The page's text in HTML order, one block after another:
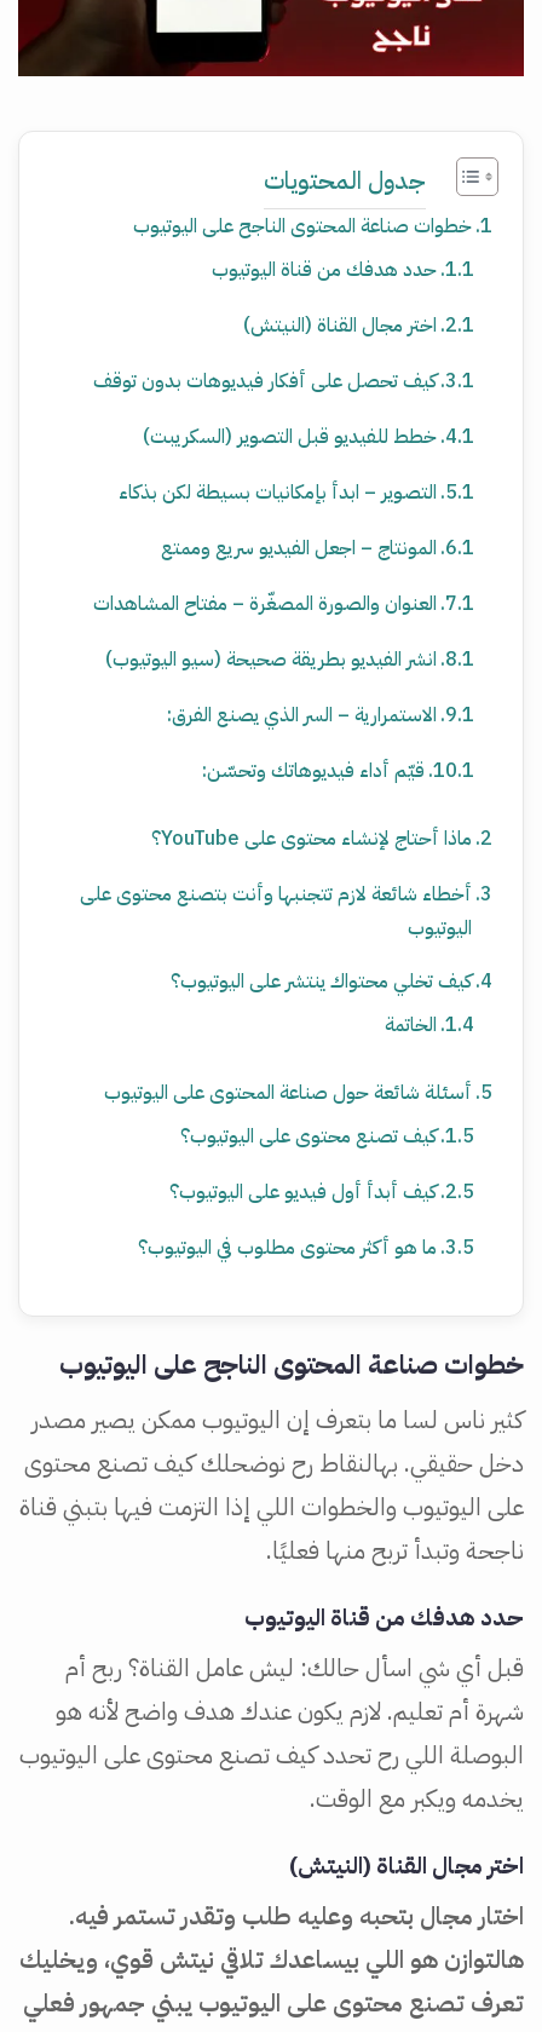
جدول المحتويات
خطوات صناعة المحتوى الناجح على اليوتيوب
حدد هدفك من قناة اليوتيوب
اختر مجال القناة (النيتش)
كيف تحصل على أفكار فيديوهات بدون توقف
خطط للفيديو قبل التصوير (السكريبت)
التصوير – ابدأ بإمكانيات بسيطة لكن بذكاء
المونتاج – اجعل الفيديو سريع وممتع
العنوان والصورة المصغّرة – مفتاح المشاهدات
انشر الفيديو بطريقة صحيحة (سيو اليوتيوب)
الاستمرارية – السر الذي يصنع الفرق:
قيّم أداء فيديوهاتك وتحسّن:
ماذا أحتاج لإنشاء محتوى على YouTube؟
أخطاء شائعة لازم تتجنبها وأنت بتصنع محتوى على
اليوتيوب
كيف تخلي محتواك ينتشر على اليوتيوب؟
الخاتمة
أسئلة شائعة حول صناعة المحتوى على اليوتيوب
كيف تصنع محتوى على اليوتيوب؟
كيف أبدأ أول فيديو على اليوتيوب؟
ما هو أكثر محتوى مطلوب في اليوتيوب؟
خطوات صناعة المحتوى الناجح على اليوتيوب
كثير ناس لسا ما بتعرف إن اليوتيوب ممكن يصير مصدر
دخل حقيقي. بهالنقاط رح نوضحلك كيف تصنع محتوى
على اليوتيوب والخطوات اللي إذا التزمت فيها بتبني قناة
ناجحة وتبدأ تربح منها فعليًا.
حدد هدفك من قناة اليوتيوب
قبل أي شي اسأل حالك: ليش عامل القناة؟ ربح أم
شهرة أم تعليم. لازم يكون عندك هدف واضح لأنه هو
البوصلة اللي رح تحدد كيف تصنع محتوى على اليوتيوب
يخدمه ويكبر مع الوقت.
اختر مجال القناة (النيتش)
اختار مجال بتحبه وعليه طلب وتقدر تستمر فيه.
هالتوازن هو اللي بيساعدك تلاقي نيتش قوي، ويخليك
تعرف تصنع محتوى على اليوتيوب يبني جمهور فعلي